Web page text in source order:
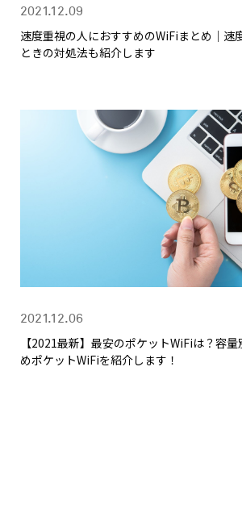
2021.12.09
速度重視の人におすすめのWiFiまとめ｜速
ときの対処法も紹介します
2021.12.06
【2021最新】最安のポケットWiFiは？容量
めポケットWiFiを紹介します！